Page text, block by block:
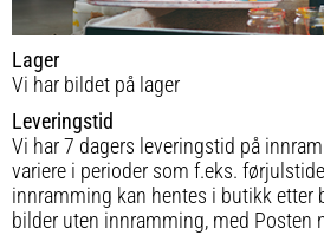
Lager
Vi har bildet på lager
Leveringstid
Vi har 7 dagers leveringstid på
variere i perioder som f.eks.
innramming kan hentes i butikk etter
bilder uten innramming, med Posten